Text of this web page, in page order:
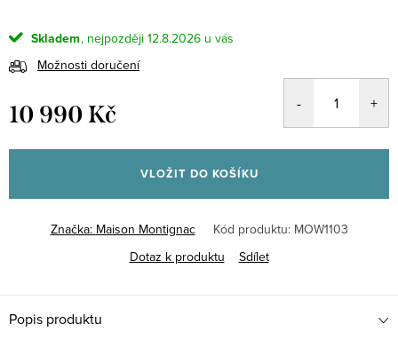
Skladem
12.8.2026
Možnosti doručení
10 990 Kč
cena:
VLOŽIT DO KOŠÍKU
Značka: Maison Montignac Kód produktu: MOW1103
Dotaz k produktu
Sdílet
Popis produktu